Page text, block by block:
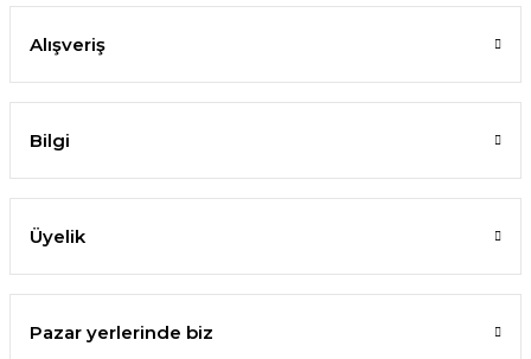
Alışveriş
Bilgi
Üyelik
Pazar yerlerinde biz